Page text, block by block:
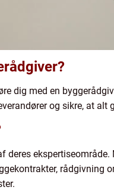
dig med en
og sikre, at alt
rådgivning